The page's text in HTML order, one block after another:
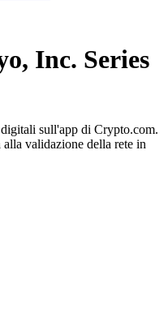
Inc. Series
sull'app di Crypto.com.
validazione della rete in